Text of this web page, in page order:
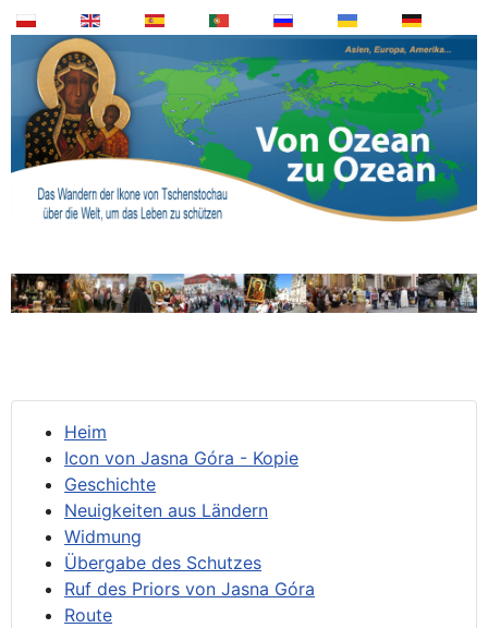
Heim
Icon von Jasna Góra - Kopie
Geschichte
Neuigkeiten aus Ländern
Widmung
Übergabe des Schutzes
Ruf des Priors von Jasna Góra
Route